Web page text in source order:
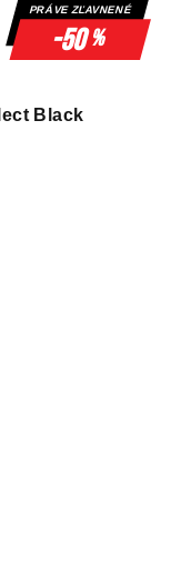
PRÁVE ZĽAVNENÉ
-50%
Black